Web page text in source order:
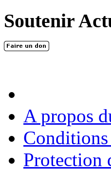
Soutenir
A propos
Protection